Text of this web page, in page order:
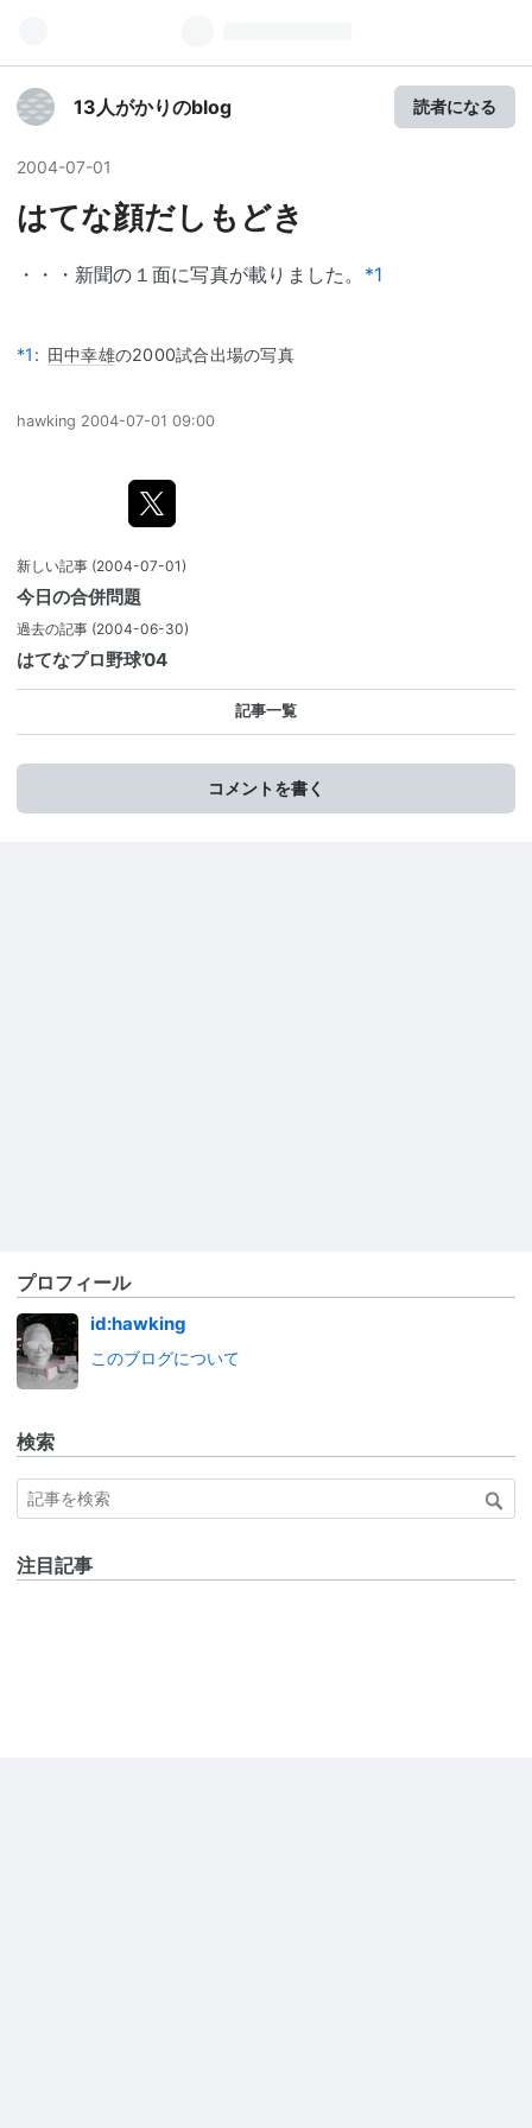
13人がかりのblog 読者になる
2004-07-01
はてな顔だしもどき
・・・新聞の１面に写真が載りました。 *1
*1 : 田中幸雄の2000試合出場の写真
hawking 2004-07-01 09:00
新しい記事 (2004-07-01)
今日の合併問題
過去の記事 (2004-06-30)
はてなプロ野球’04
記事一覧
コメントを書く
プロフィール
id:hawking
このブログについて
検索
注目記事